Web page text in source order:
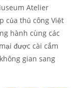
Atelier
của thủ công Việt
hành cùng các
được cài cắm
gian sang